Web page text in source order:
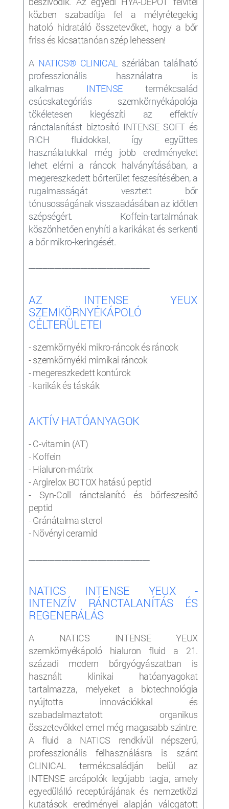
közben szabadítja fel a mélyrétegekig
hatoló hidratáló összetevőket, hogy a bőr
friss és kicsattanóan szép lehessen!
A NATICS® CLINICALszériában található
professzionális használatra is
alkalmas INTENSEtermékcsalád
csúcskategóriás szemkörnyékápolója
tökéletesen kiegészíti az effektív
ránctalanítást biztosító INTENSE SOFT és
RICH fluidokkal, így együttes
használatukkal még jobb eredményeket
lehet elérni a ráncok halványításában, a
megereszkedett bőrterület feszesítésében, a
rugalmasságát vesztett bőr
tónusosságának visszaadásában az időtlen
szépségért. Koffein-tartalmának
köszönhetően enyhíti a karikákat és serkenti
a bőr mikro-keringését.
AZ INTENSE YEUX
SZEMKÖRNYÉKÁPOLÓ
CÉLTERÜLETEI
- szemkörnyéki mikro-ráncok és ráncok
- szemkörnyéki mimikai ráncok
- megereszkedett kontúrok
- karikák és táskák
AKTÍV HATÓANYAGOK
- C-vitamin (AT)
- Koffein
- Hialuron-mátrix
- Argirelox BOTOX hatású peptid
- Syn-Coll ránctalanító és bőrfeszesítő
peptid
- Gránátalma sterol
- Növényi ceramid
NATICS INTENSE YEUX -
INTENZÍV RÁNCTALANÍTÁS ÉS
REGENERÁLÁS
A NATICS INTENSE YEUX
szemkörnyékápoló hialuron fluid a 21.
századi modern bőrgyógyászatban is
használt klinikai hatóanyagokat
tartalmazza, melyeket a biotechnológia
nyújtotta innovációkkal és
szabadalmaztatott organikus
összetevőkkel emel még magasabb szintre.
A fluid a NATICS rendkívül népszerű,
professzionális felhasználásra is szánt
CLINICAL termékcsaládján belül az
INTENSE arcápolók legújabb tagja, amely
egyedülálló receptúrájának és nemzetközi
kutatások eredményei alapján válogatott